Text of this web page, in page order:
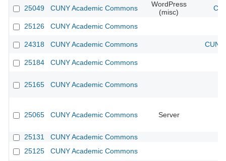
25049 CUNY Academic Commons
WordPress
(misc)
25126 CUNY Academic Commons
24318 CUNY Academic Commons
25184 CUNY Academic Commons
25165 CUNY Academic Commons
25065 CUNY Academic Commons Server
25131
CUNY Academic Commons
25125
CUNY Academic Commons